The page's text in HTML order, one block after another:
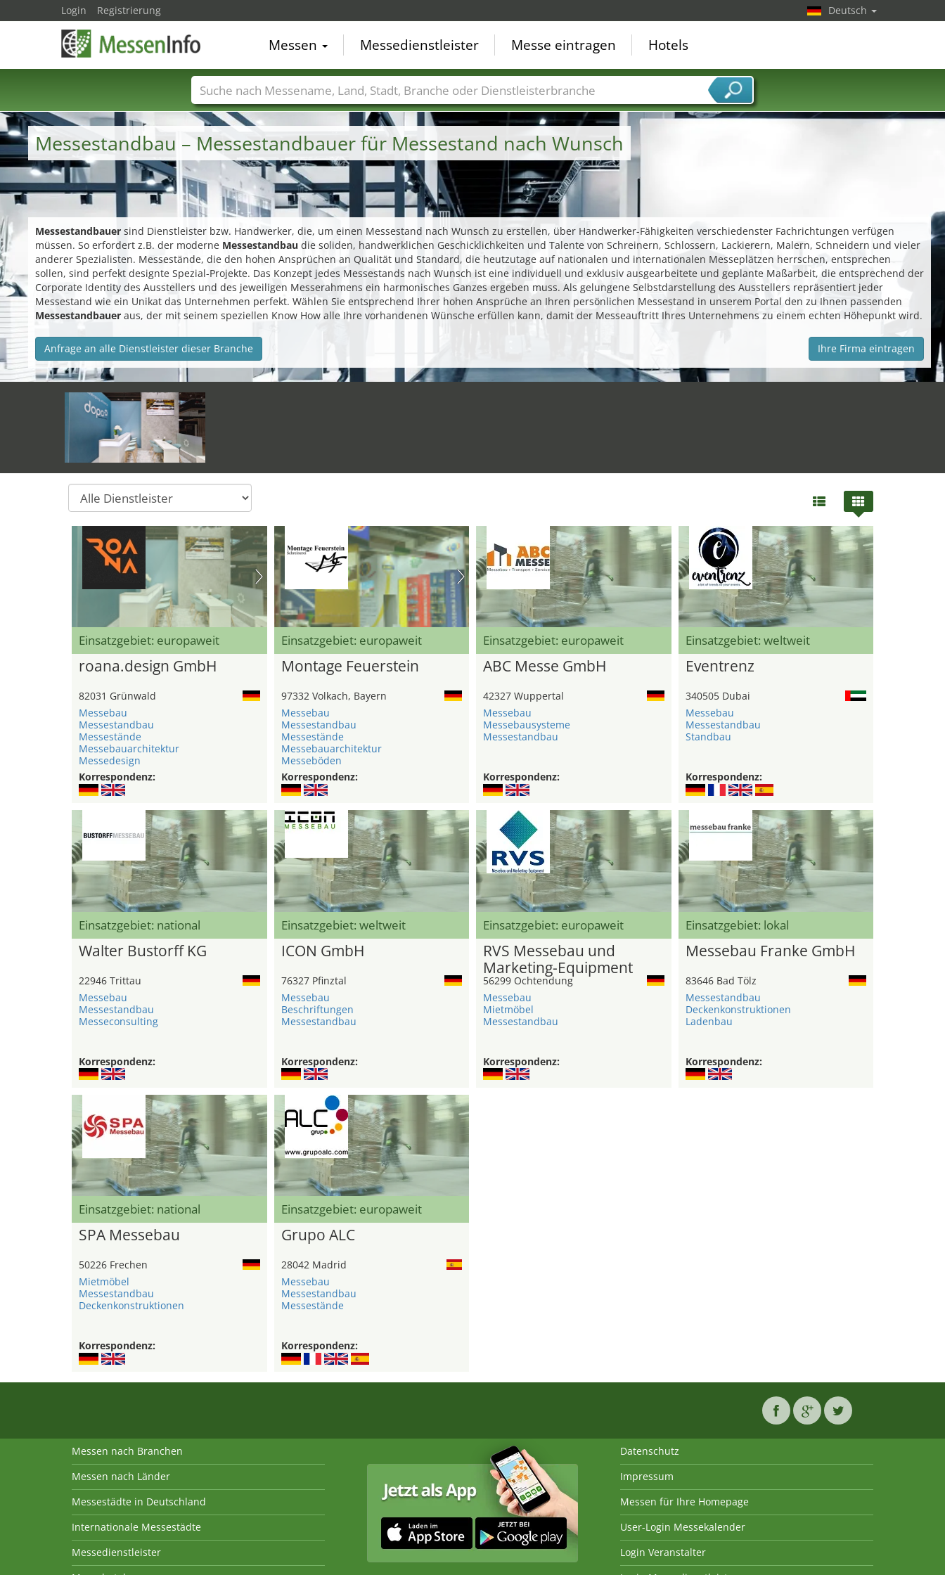
Messestandbau – Messestandbauer für Messestand nach Wunsch
Messestandbauer sind Dienstleister bzw. Handwerker, die, um einen Messestand nach Wunsch zu erstellen, über Handwerker-Fähigkeiten verschiedenster Fachrichtungen verfügen
müssen. So erfordert z.B. der moderne Messestandbau die soliden, handwerklichen Geschicklichkeiten und Talente von Schreinern, Schlossern, Lackierern, Malern, Schneidern und vieler
anderer Spezialisten. Messestände, die den hohen Ansprüchen an Qualität und Standard, die heutzutage auf nationalen und internationalen Messeplätzen herrschen, entsprechen
sollen, sind perfekt designte Spezial-Projekte. Das Konzept jedes Messestands nach Wunsch ist eine individuell und exklusiv ausgearbeitete und geplante Maßarbeit, die entsprechend der
Corporate Identity des Ausstellers und des jeweiligen Messerahmens ein harmonisches Ganzes ergeben muss. Als gelungene Selbstdarstellung des Ausstellers repräsentiert jeder
Messestand wie ein Unikat das Unternehmen perfekt. Wählen Sie entsprechend Ihrer hohen Ansprüche an Ihren persönlichen Messestand in unserem Portal den zu Ihnen passenden
Messestandbauer aus, der mit seinem speziellen Know How alle Ihre vorhandenen Wünsche erfüllen kann, damit der Messeauftritt Ihres Unternehmens zu einem echten Höhepunkt wird.
Anfrage an alle Dienstleister dieser Branche Ihre Firma eintragen
Einsatzgebiet: europaweit
roana.design GmbH
82031 Grünwald
Messebau
Messestandbau
Messestände
Messebauarchitektur
Messedesign
Korrespondenz:
Einsatzgebiet: europaweit
Montage Feuerstein
97332 Volkach, Bayern
Messebau
Messestandbau
Messestände
Messebauarchitektur
Messeböden
Korrespondenz:
Einsatzgebiet: europaweit
ABC Messe GmbH
42327 Wuppertal
Messebau
Messebausysteme
Messestandbau
Korrespondenz:
Einsatzgebiet: weltweit
Eventrenz
340505 Dubai
Messebau
Messestandbau
Standbau
Korrespondenz:
Einsatzgebiet: national
Walter Bustorff KG
22946 Trittau
Messebau
Messestandbau
Messeconsulting
Korrespondenz:
Einsatzgebiet: weltweit
ICON GmbH
76327 Pfinztal
Messebau
Beschriftungen
Messestandbau
Korrespondenz:
Einsatzgebiet: europaweit
RVS Messebau und
Marketing-Equipment
56299 Ochtendung
Messebau
Mietmöbel
Messestandbau
Korrespondenz:
Einsatzgebiet: lokal
Messebau Franke GmbH
83646 Bad Tölz
Messestandbau
Deckenkonstruktionen
Ladenbau
Korrespondenz:
Einsatzgebiet: national
SPA Messebau
50226 Frechen
Mietmöbel
Messestandbau
Deckenkonstruktionen
Korrespondenz:
Einsatzgebiet: europaweit
Grupo ALC
28042 Madrid
Messebau
Messestandbau
Messestände
Korrespondenz:
Login Registrierung Deutsch
Messen Messedienstleister Messe eintragen Hotels
Messenamen Länder Städte Branchen Dienstleisterbranchen
Messen nach Branchen
Messen nach Länder
Messestädte in Deutschland
Internationale Messestädte
Messedienstleister
Datenschutz
Impressum
Messen für Ihre Homepage
User-Login Messekalender
Login Veranstalter